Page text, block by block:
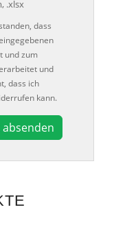
.xlsx
dass
und zum
und
dass ich
kann.